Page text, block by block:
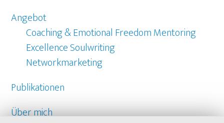
Angebot
Coaching & Emotional Freedom Mentoring
Excellence Soulwriting
Networkmarketing
Publikationen
Über mich